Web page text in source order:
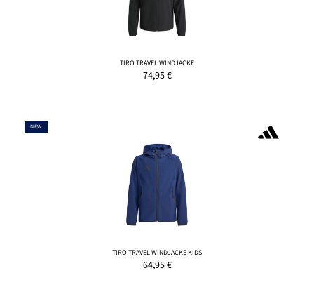
TIRO TRAVEL WINDJACKE
74,95€
NEW
TIRO TRAVEL WINDJACKE KIDS
64,95€